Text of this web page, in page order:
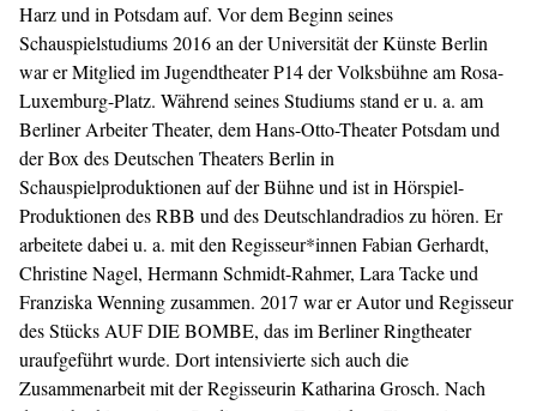
Harz und in Potsdam auf. Vor dem Beginn seines
Schauspielstudiums 2016 an der Universität der Künste Berlin
war er Mitglied im Jugendtheater P14 der Volksbühne am Rosa-
Luxemburg-Platz. Während seines Studiums stand er u. a. am
Berliner Arbeiter Theater, dem Hans-Otto-Theater Potsdam und
der Box des Deutschen Theaters Berlin in
Schauspielproduktionen auf der Bühne und ist in Hörspiel-
Produktionen des RBB und des Deutschlandradios zu hören. Er
arbeitete dabei u. a. mit den Regisseur*innen Fabian Gerhardt,
Christine Nagel, Hermann Schmidt-Rahmer, Lara Tacke und
Franziska Wenning zusammen. 2017 war er Autor und Regisseur
des Stücks AUF DIE BOMBE, das im Berliner Ringtheater
uraufgeführt wurde. Dort intensivierte sich auch die
Zusammenarbeit mit der Regisseurin Katharina Grosch. Nach